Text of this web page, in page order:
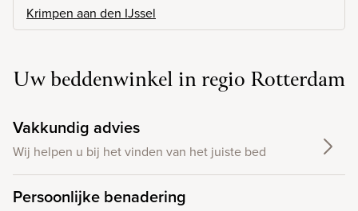
Krimpen aan den IJssel
Uw beddenwinkel in regio Rotterdam
Vakkundig advies
Wij helpen u bij het vinden van het juiste bed
Persoonlijke benadering